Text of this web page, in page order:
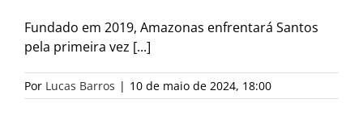
Fundado em 2019, Amazonas enfrentará Santos
pela primeira vez [...]
Por Lucas Barros | 10 de maio de 2024, 18:00